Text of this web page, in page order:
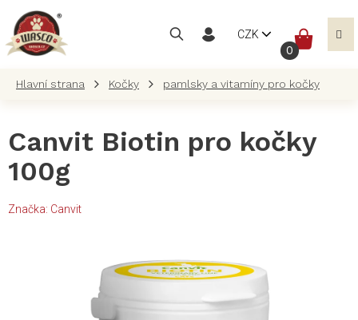
obsah
CZK
Kočky pamlsky a vitamíny pro kočky
Canvit Biotin pro kočky
100g
Značka: Canvit